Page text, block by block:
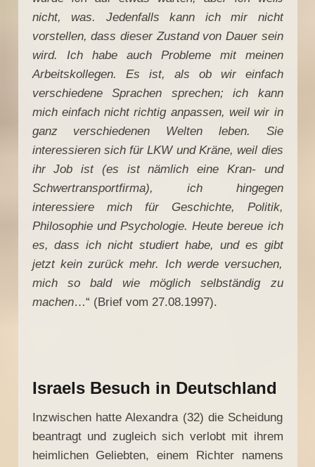
nicht, was. Jedenfalls kann ich mir nicht
vorstellen, dass dieser Zustand von Dauer sein
wird. Ich habe auch Probleme mit meinen
Arbeitskollegen. Es ist, als ob wir einfach
verschiedene Sprachen sprechen; ich kann
mich einfach nicht richtig anpassen, weil wir in
ganz verschiedenen Welten leben. Sie
interessieren sich für LKW und Kräne, weil dies
ihr Job ist (es ist nämlich eine Kran- und
Schwertransportfirma), ich hingegen
interessiere mich für Geschichte, Politik,
Philosophie und Psychologie. Heute bereue ich
es, dass ich nicht studiert habe, und es gibt
jetzt kein zurück mehr. Ich werde versuchen,
mich so bald wie möglich selbständig zu
machen…“ (Brief vom 27.08.1997).
Israels Besuch in Deutschland
Inzwischen hatte Alexandra (32) die Scheidung
beantragt und zugleich sich verlobt mit ihrem
heimlichen Geliebten, einem Richter namens